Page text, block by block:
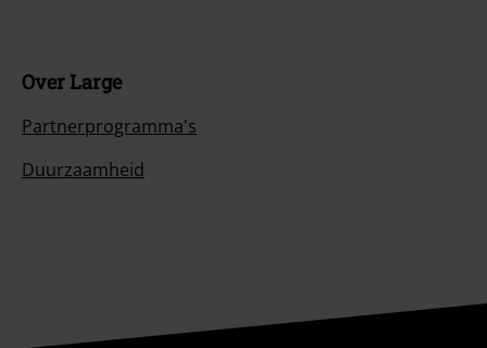
Over Large
Partnerprogramma's
Duurzaamheid